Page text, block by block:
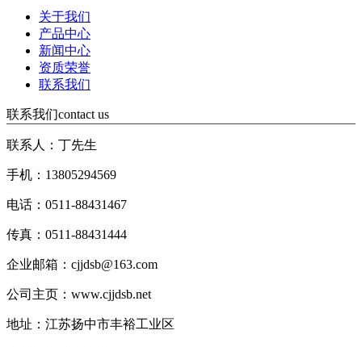
关于我们
产品中心
新闻中心
资质荣誉
联系我们
联系我们contact us
联系人：丁先生
手机：13805294569
电话：0511-88431467
传真：0511-88431444
企业邮箱：cjjdsb@163.com
公司主页：www.cjjdsb.net
地址：江苏扬中市丰裕工业区